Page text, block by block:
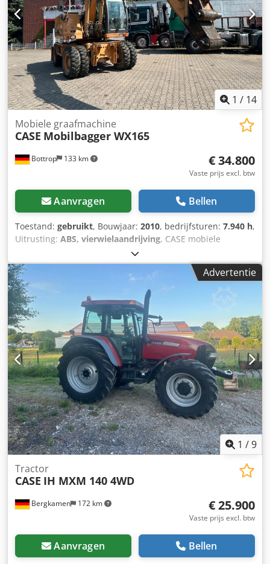
bedrijfsuren * Goede technische en optische staat * Direct
inzetbaar Neem contact met ons op voor meer informatie
of om een bezichtiging in te plannen. Dedpfx Abjzrd
Uaehock = Overige informatie = Bouwjaar: 2012
Leeggewicht: 5.800 kg Laadvermogen: 1.540 kg Maximaal
toelaatbaar gewicht: 7.340 kg Technische staat: zeer goed
Optische staat: zeer goed Serienummer:
FNH121ESNCHP00140 Neem contact op met Gerrit
Haverhoek voor meer informatie.
1 / 14
Bottrop 133 km
Mobiele graafmachine
CASE Mobilbagger WX165
€ 34.800
Vaste prijs excl. btw
Aanvragen Bellen
Toestand: gebruikt, Bouwjaar: 2010, bedrijfsturen: 7.940 h,
Uitrusting: ABS, vierwielaandrijving, CASE mobiele
graafmachine Type: WX165 (hydraulische graafmachine)
Typegoedkeuringsnummer: N211 Dodpfxjzripco Abhock
Motorfabrikant: Case Motorvermogen: 105 kW
Bedrijfstijden: 7940 uur Toelaatbaar totaalgewicht: 18000
kg Transportlengte: 8,19 m Transportbreedte: 1,91 m
Transporthoogte: 2,89 m Kleur: geel - Bediening met
joystick - Egaliseerblad - Camera Wij ondersteunen u graag
ook op het gebied van financiering/leasing, in
samenwerking met onze partners. Alle gegevens onder
voorbehoud. Fouten en tussenverkoop voorbehouden.
Advertentie
1 /9
Bergkamen 172 km
Tractor
CASE IH MXM 140 4WD
€ 25.900
Vaste prijs excl. btw
Aanvragen Bellen